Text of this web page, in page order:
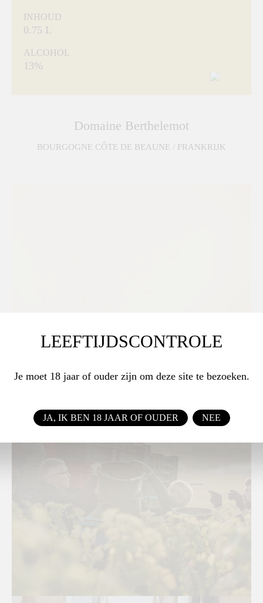
INHOUD
0.75 L
ALCOHOL
13%
Domaine Berthelemot
BOURGOGNE CÔTE DE BEAUNE / FRANKRIJK
LEEFTIJDSCONTROLE
Je moet 18 jaar of ouder zijn om deze site te bezoeken.
JA, IK BEN 18 JAAR OF OUDER NEE